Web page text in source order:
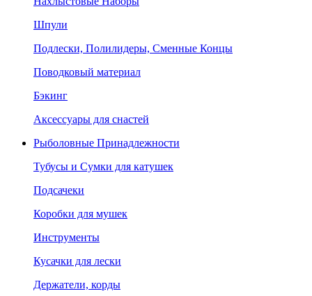
Шпули
Подлески, Полилидеры, Сменные Концы
Поводковый материал
Бэкинг
Аксессуары для снастей
Рыболовные Принадлежности
Тубусы и Сумки для катушек
Подсачеки
Коробки для мушек
Инструменты
Кусачки для лески
Держатели, корды